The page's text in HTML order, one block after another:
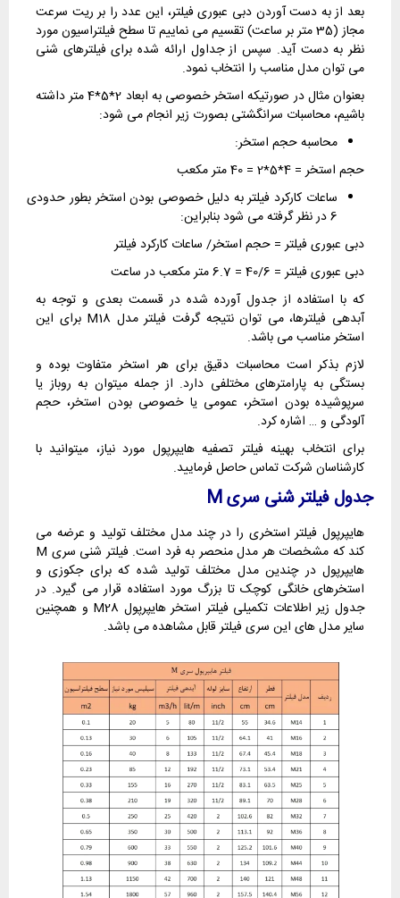
بعد از به دست آوردن دبی عبوری فیلتر، این عدد را بر ریت سرعت
مجاز (35 متر بر ساعت) تقسیم می نماییم تا سطح فیلتراسیون مورد
نظر به دست آید. سپس از جداول ارائه شده برای فیلترهای شنی
می توان مدل مناسب را انتخاب نمود.
بعنوان مثال در صورتیکه استخر خصوصی به ابعاد 2*5*4 متر داشته
باشیم، محاسبات سرانگشتی بصورت زیر انجام می شود:
محاسبه حجم استخر:
حجم استخر = 4*5*2 = 40 متر مکعب
ساعات کارکرد فیلتر به دلیل خصوصی بودن استخر بطور حدودی
6 در نظر گرفته می شود بنابراین:
دبی عبوری فیلتر = حجم استخر/ ساعات کارکرد فیلتر
دبی عبوری فیلتر = 40/6 = 6.7 متر مکعب در ساعت
که با استفاده از جدول آورده شده در قسمت بعدی و توجه به
آبدهی فیلترها، می توان نتیجه گرفت فیلتر مدل M18 برای این
استخر مناسب می باشد.
لازم بذکر است محاسبات دقیق برای هر استخر متفاوت بوده و
بستگی به پارامترهای مختلفی دارد. از جمله میتوان به روباز یا
سرپوشیده بودن استخر، عمومی یا خصوصی بودن استخر، حجم
آلودگی و … اشاره کرد.
برای انتخاب بهینه فیلتر تصفیه هایپرپول مورد نیاز، میتوانید با
کارشناسان شرکت تماس حاصل فرمایید.
جدول فیلتر شنی سریM
هایپرپول فیلتر استخری را در چند مدل مختلف تولید و عرضه می
کند که مشخصات هر مدل منحصر به فرد است. فیلتر شنی سری M
هایپرپول در چندین مدل مختلف تولید شده که برای جکوزی و
استخرهای خانگی کوچک تا بزرگ مورد استفاده قرار می گیرد. در
جدول زیر اطلاعات تکمیلی فیلتر استخر هایپرپول M28 و همچنین
سایر مدل های این سری فیلتر قابل مشاهده می باشد.